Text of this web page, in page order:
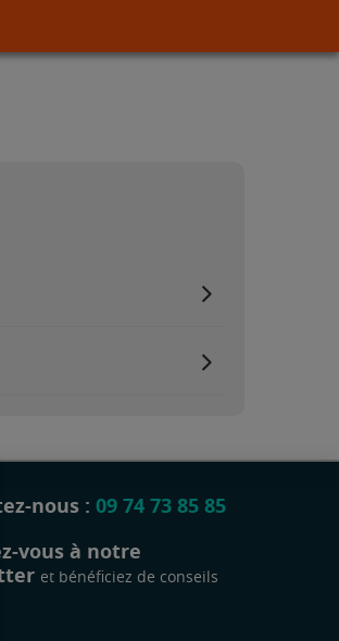
nous : 09 74 73 85 85
vous à notre
et bénéficiez de conseils